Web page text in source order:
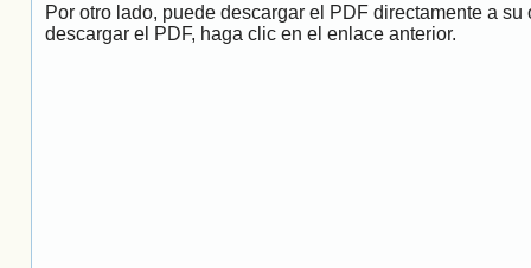
Por otro lado, puede descargar el PDF directamente a
descargar el PDF, haga clic en el enlace anterior.